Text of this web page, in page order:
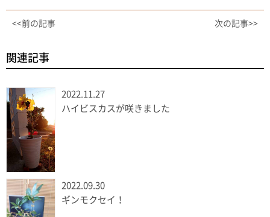
<<前の記事 次の記事>>
関連記事
2022.11.27
ハイビスカスが咲きました
2022.09.30
ギンモクセイ！